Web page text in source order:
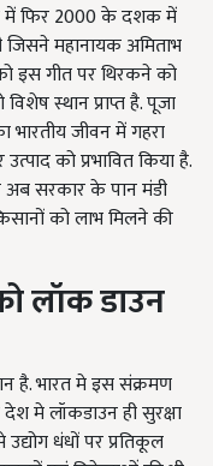
में फिर 2000 के दशक में
जिसने महानायक अमिताभ
इस गीत पर थिरकने को
स्थान प्राप्त है. पूजा
जीवन में गहरा
को प्रभावित किया है.
सरकार के पान मंडी
को लाभ मिलने की
लॉक डाउन
है. भारत मे इस संक्रमण
मे लॉकडाउन ही सुरक्षा
धंधों पर प्रतिकूल